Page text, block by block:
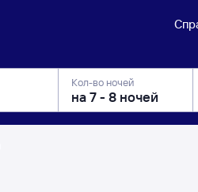
Кол-во ночей